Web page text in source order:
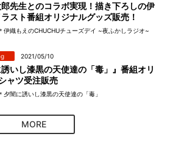
先生とのコラボ実現！描き下ろしの伊
スト番組オリジナルグッズ販売！
伊織もえのCHUCHUチューズデイ ~夜ふかしラジオ~
2021/05/10
誘いし漆黒の天使達の「毒」』番組オリ
ャツ受注販売
夕闇に誘いし漆黒の天使達の「毒」
MORE